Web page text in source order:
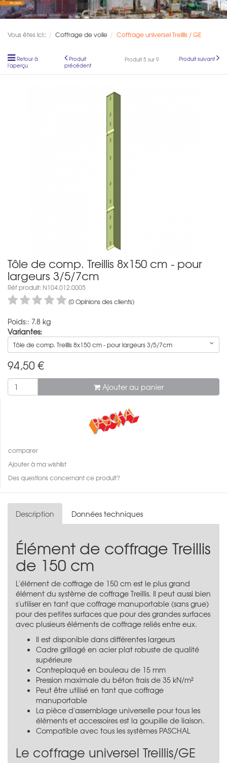
Vous êtes ici:: Coffrage de voile Coffrage universel Treillis / GE
Retour à
l'aperçu
Produit
précédent
Produit 5 sur 9 Produit suivant
Tôle de comp. Treillis 8x150 cm - pour
largeurs 3/5/7cm
Réf produit: N104.012.0005
(0 Opinions des clients)
Poids:: 7.8 kg
Variantes:
Tôle de comp. Treillis 8x150 cm - pour largeurs 3/5/7cm
94,50 €
Ajouter au panier
comparer
Ajouter à ma wishlist
Des questions concernant ce produit?
Description Données techniques
Élément de coffrage Treillis
de 150 cm
L'élément de coffrage de 150 cm est le plus grand
élément du système de coffrage Treillis. Il peut aussi bien
s'utiliser en tant que coffrage manuportable (sans grue)
pour des petites surfaces que pour des grandes surfaces
avec plusieurs éléments de coffrage reliés entre eux.
Il est disponible dans différentes largeurs
Cadre grillagé en acier plat robuste de qualité
supérieure
Contreplaqué en bouleau de 15 mm
Pression maximale du béton frais de 35 kN/m²
Peut être utilisé en tant que coffrage
manuportable
La pièce d'assemblage universelle pour tous les
éléments et accessoires est la goupille de liaison.
Compatible avec tous les systèmes PASCHAL
Le coffrage universel Treillis/GE